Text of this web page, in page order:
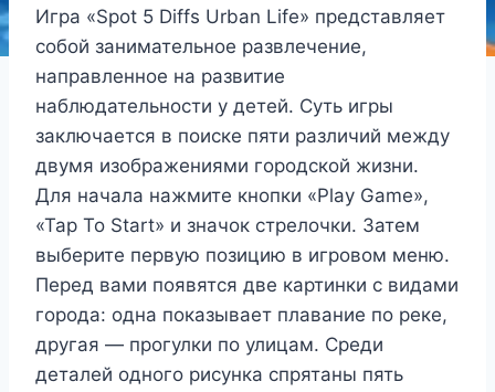
Игра «Spot 5 Diffs Urban Life» представляет
собой занимательное развлечение,
направленное на развитие
наблюдательности у детей. Суть игры
заключается в поиске пяти различий между
двумя изображениями городской жизни.
Для начала нажмите кнопки «Play Game»,
«Tap To Start» и значок стрелочки. Затем
выберите первую позицию в игровом меню.
Перед вами появятся две картинки с видами
города: одна показывает плавание по реке,
другая — прогулки по улицам. Среди
деталей одного рисунка спрятаны пять